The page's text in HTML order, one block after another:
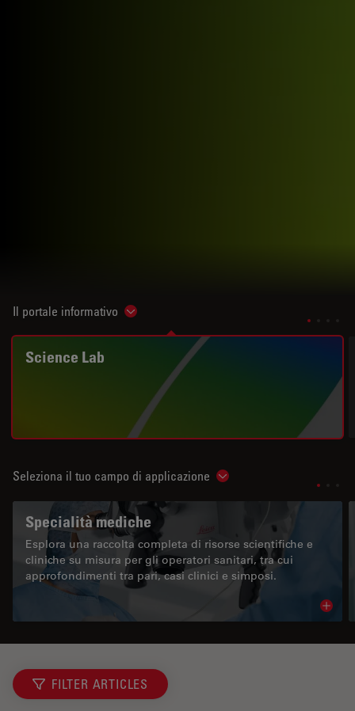
Il portale informativo Show subnavigation
Science Lab
Seleziona il tuo campo di applicazione Show subnavigation
Specialità mediche
Esplora una raccolta completa di risorse scientifiche e
cliniche su misura per gli operatori sanitari, tra cui
approfondimenti tra pari, casi clinici e simposi.
FILTER ARTICLES